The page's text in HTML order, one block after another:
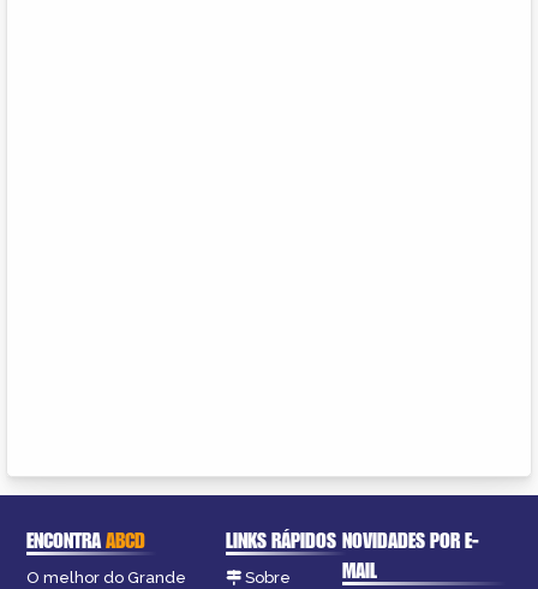
ENCONTRAABCD
O melhor do Grande
LINKS RÁPIDOS
Sobre
NOVIDADES POR E-
MAIL